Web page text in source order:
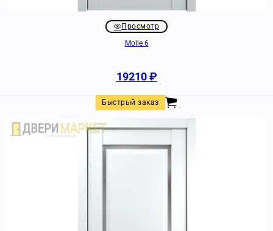
Просмотр
Molle 6
19210₽
Быстрый заказ